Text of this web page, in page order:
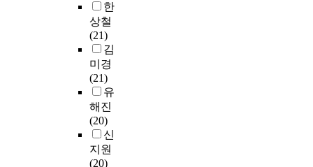
한
상철
(21)
김
미경
(21)
유
해진
(20)
신
지원
(20)